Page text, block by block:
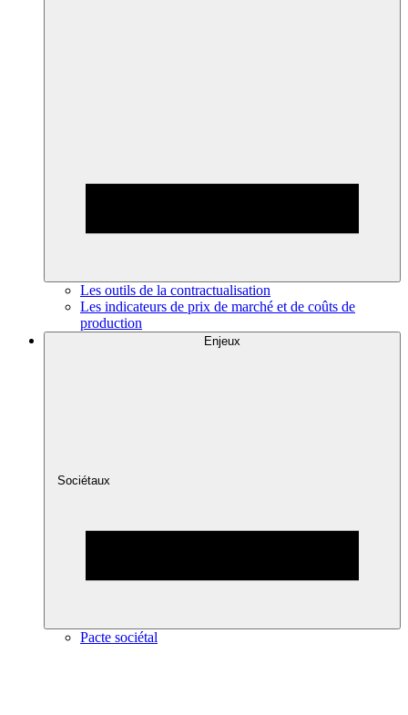
Les outils de la contractualisation
Les indicateurs de prix de marché et de coûts de
production
Enjeux
Sociétaux
Pacte sociétal